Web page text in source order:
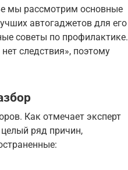
мы рассмотрим основные
автогаджетов для его
советы по профилактике.
следствия», поэтому
Как отмечает эксперт
целый ряд причин,